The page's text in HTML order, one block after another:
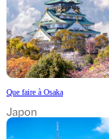
Que faire à Osaka
Japon